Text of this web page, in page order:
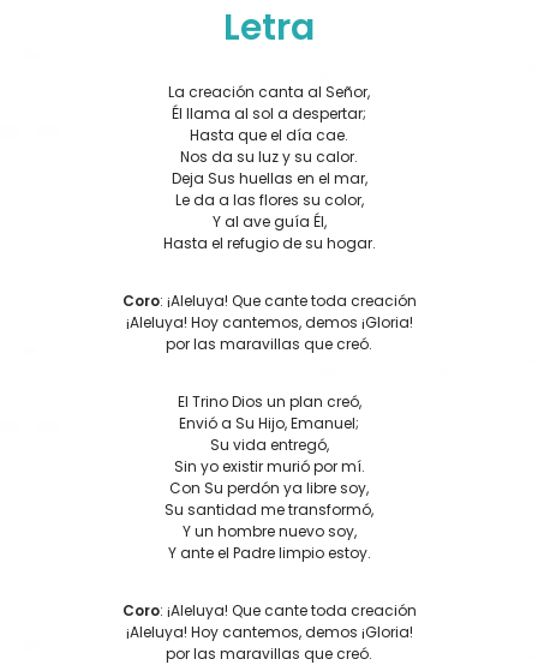
Letra
La creación canta al Señor,
Él llama al sol a despertar;
Hasta que el día cae.
Nos da su luz y su calor.
Deja Sus huellas en el mar,
Le da a las flores su color,
Y al ave guía Él,
Hasta el refugio de su hogar.
Coro: ¡Aleluya! Que cante toda creación
¡Aleluya! Hoy cantemos, demos ¡Gloria!
por las maravillas que creó.
El Trino Dios un plan creó,
Envió a Su Hijo, Emanuel;
Su vida entregó,
Sin yo existir murió por mí.
Con Su perdón ya libre soy,
Su santidad me transformó,
Y un hombre nuevo soy,
Y ante el Padre limpio estoy.
Coro: ¡Aleluya! Que cante toda creación
¡Aleluya! Hoy cantemos, demos ¡Gloria!
por las maravillas que creó.